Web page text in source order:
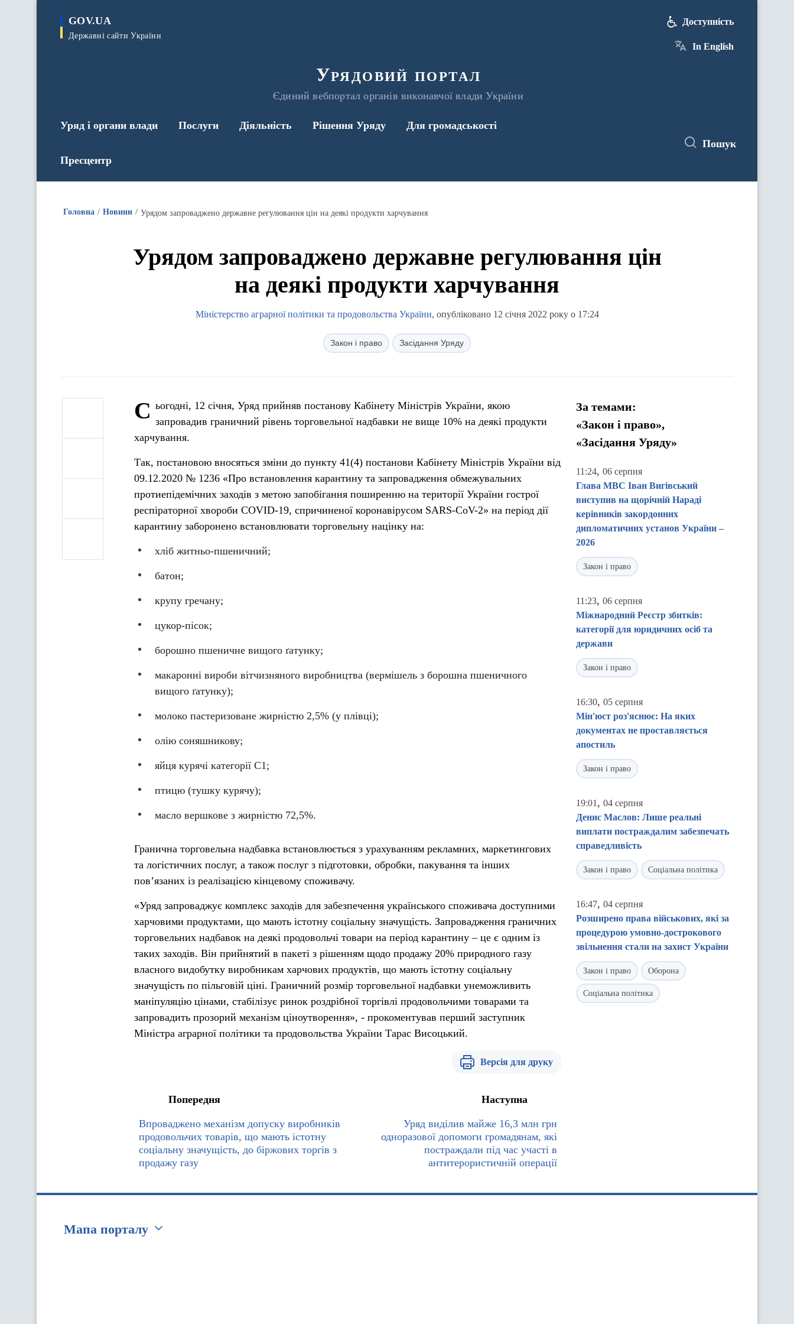
GOV.UA
Державні сайти України
Урядовий портал
Єдиний вебпортал органів виконавчої влади України
Доступність
In English
Уряд і органи влади Послуги Діяльність Рішення Уряду Для громадськості
Пресцентр
Пошук
Головна Новини Урядом запроваджено державне регулювання цін на деякі продукти харчування
Урядом запроваджено державне регулювання цін
на деякі продукти харчування
Міністерство аграрної політики та продовольства України, опубліковано 12 січня 2022 року о 17:24
Закон і право Засідання Уряду
С ьогодні, 12 січня, Уряд прийняв постанову Кабінету Міністрів України, якою
запровадив граничний рівень торговельної надбавки не вище 10% на деякі продукти
харчування.
Так, постановою вносяться зміни до пункту 41(4) постанови Кабінету Міністрів України від
09.12.2020 № 1236 «Про встановлення карантину та запровадження обмежувальних
протиепідемічних заходів з метою запобігання поширенню на території України гострої
респіраторної хвороби COVID-19, спричиненої коронавірусом SARS-CoV-2» на період дії
карантину заборонено встановлювати торговельну націнку на:
хліб житньо-пшеничний;
батон;
крупу гречану;
цукор-пісок;
борошно пшеничне вищого ґатунку;
макаронні вироби вітчизняного виробництва (вермішель з борошна пшеничного
вищого ґатунку);
молоко пастеризоване жирністю 2,5% (у плівці);
олію соняшникову;
яйця курячі категорії С1;
птицю (тушку курячу);
масло вершкове з жирністю 72,5%.
Гранична торговельна надбавка встановлюється з урахуванням рекламних, маркетингових
та логістичних послуг, а також послуг з підготовки, обробки, пакування та інших
пов’язаних із реалізацією кінцевому споживачу.
«Уряд запроваджує комплекс заходів для забезпечення українського споживача доступними
харчовими продуктами, що мають істотну соціальну значущість. Запровадження граничних
торговельних надбавок на деякі продовольчі товари на період карантину – це є одним із
таких заходів. Він прийнятий в пакеті з рішенням щодо продажу 20% природного газу
власного видобутку виробникам харчових продуктів, що мають істотну соціальну
значущість по пільговій ціні. Граничний розмір торговельної надбавки унеможливить
маніпуляцію цінами, стабілізує ринок роздрібної торгівлі продовольчими товарами та
запровадить прозорий механізм ціноутворення», - прокоментував перший заступник
Міністра аграрної політики та продовольства України Тарас Висоцький.
Версія для друку
Попередня
Впроваджено механізм допуску виробників
продовольчих товарів, що мають істотну
соціальну значущість, до біржових торгів з
продажу газу
Наступна
Уряд виділив майже 16,3 млн грн
одноразової допомоги громадянам, які
постраждали під час участі в
антитерористичній операції
За темами:
«Закон і право»,
«Засідання Уряду»
11:24, 06 серпня
Глава МВС Іван Вигівський
виступив на щорічній Нараді
керівників закордонних
дипломатичних установ України –
2026
Закон і право
11:23, 06 серпня
Міжнародний Реєстр збитків:
категорії для юридичних осіб та
держави
Закон і право
16:30, 05 серпня
Мін'юст роз'яснює: На яких
документах не проставляється
апостиль
Закон і право
19:01 , 04 серпня
Денис Маслов: Лише реальні
виплати постраждалим забезпечать
справедливість
Закон і право Соціальна політика
16:47, 04 серпня
Розширено права військових, які за
процедурою умовно-дострокового
звільнення стали на захист України
Закон і право Оборона
Соціальна політика
Мапа порталу